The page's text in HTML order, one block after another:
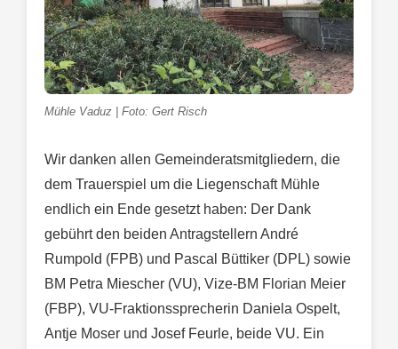
Mühle Vaduz | Foto: Gert Risch
Wir danken allen Gemeinderatsmitgliedern, die
dem Trauerspiel um die Liegenschaft Mühle
endlich ein Ende gesetzt haben: Der Dank
gebührt den beiden Antragstellern André
Rumpold (FPB) und Pascal Büttiker (DPL) sowie
BM Petra Miescher (VU), Vize-BM Florian Meier
(FBP), VU-Fraktionssprecherin Daniela Ospelt,
Antje Moser und Josef Feurle, beide VU. Ein